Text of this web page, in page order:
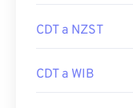
CDT a NZST
CDT a WIB